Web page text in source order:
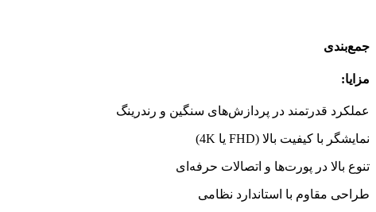
جمع‌بندی
مزایا:
عملکرد قدرتمند در پردازش‌های سنگین و رندرینگ
نمایشگر با کیفیت بالا (FHD یا 4K)
تنوع بالا در پورت‌ها و اتصالات حرفه‌ای
طراحی مقاوم با استاندارد نظامی